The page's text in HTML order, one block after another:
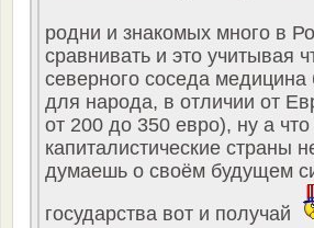
родни и знакомых много в
сравнивать и это учитывая
северного соседа медицина
для народа, в отличии от
от 200 до 350 евро), ну а что
капиталистические страны
думаешь о своём будущем
государства вот и получай